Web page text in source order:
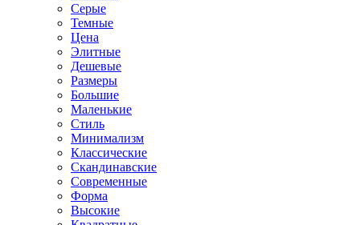
Серые
Темные
Цена
Элитные
Дешевые
Размеры
Большие
Маленькие
Стиль
Минимализм
Классические
Скандинавские
Современные
Форма
Высокие